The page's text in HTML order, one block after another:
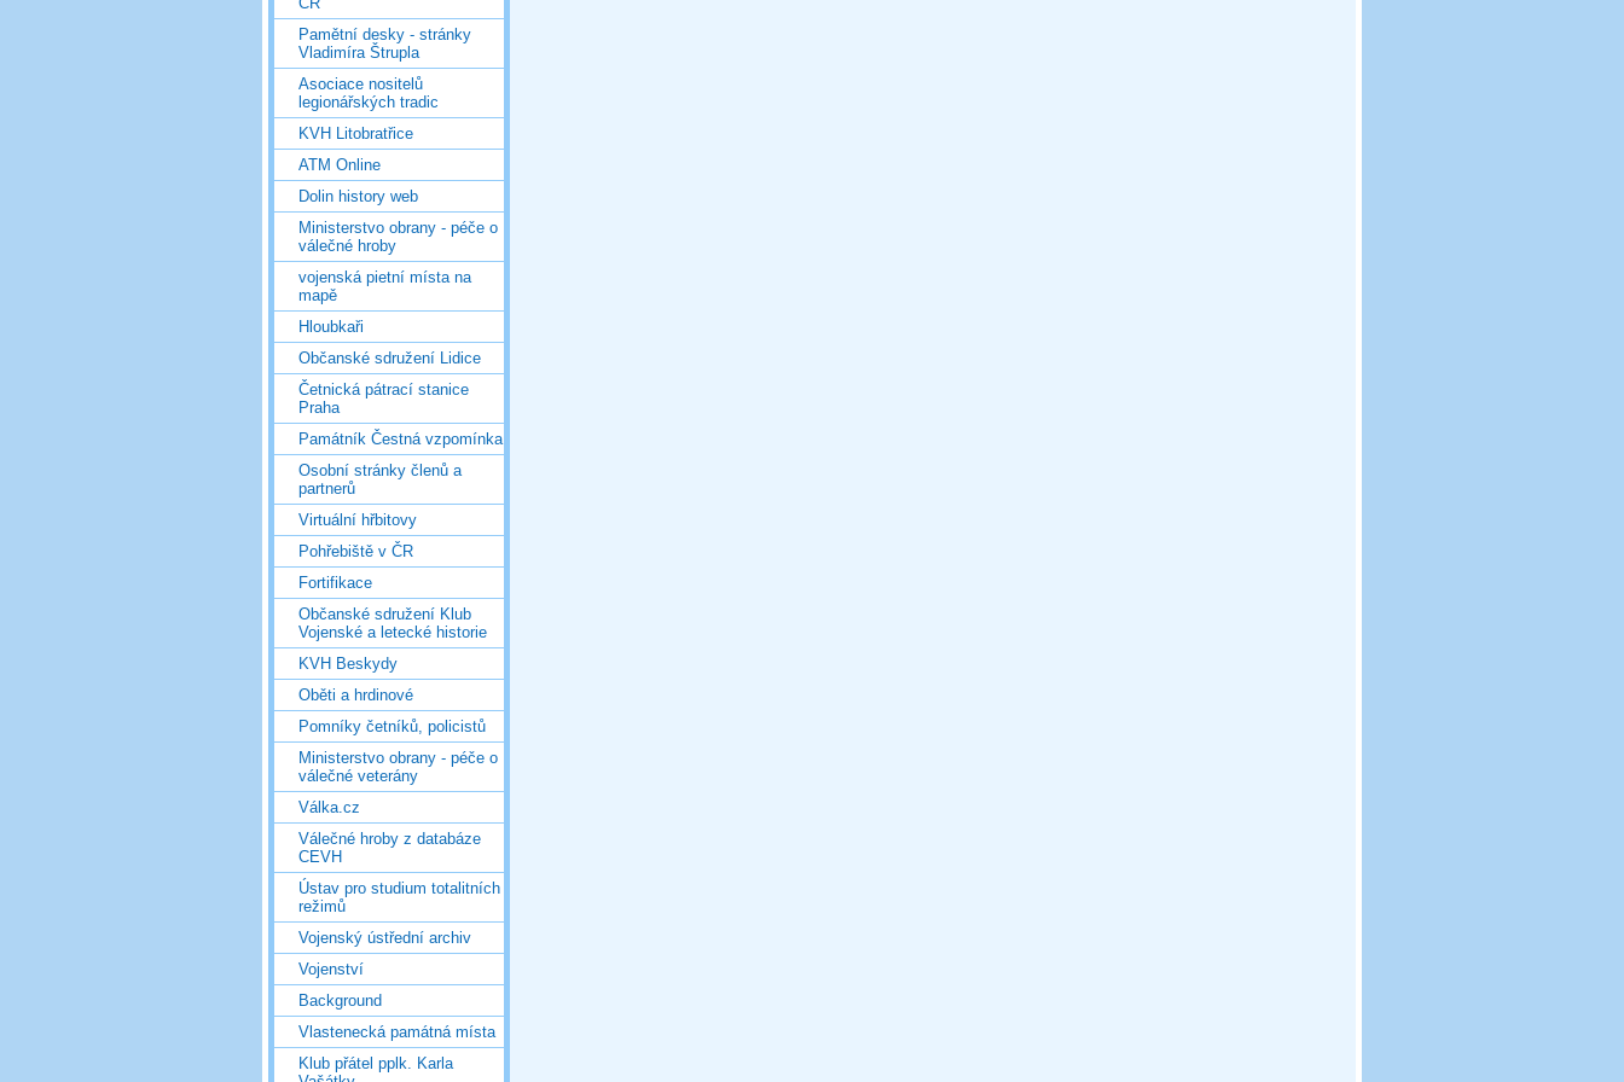
Pamětní desky - stránky
Vladimíra Štrupla
Asociace nositelů
legionářských tradic
KVH Litobratřice
ATM Online
Dolin history web
Ministerstvo obrany - péče o
válečné hroby
vojenská pietní místa na
mapě
Hloubkaři
Občanské sdružení Lidice
Četnická pátrací stanice
Praha
Památník Čestná vzpomínka
Osobní stránky členů a
partnerů
Virtuální hřbitovy
Pohřebiště v ČR
Fortifikace
Občanské sdružení Klub
Vojenské a letecké historie
KVH Beskydy
Oběti a hrdinové
Pomníky četníků, policistů
Ministerstvo obrany - péče o
válečné veterány
Válka.cz
Válečné hroby z databáze
CEVH
Ústav pro studium totalitních
režimů
Vojenský ústřední archiv
Vojenství
Background
Vlastenecká památná místa
Klub přátel pplk. Karla